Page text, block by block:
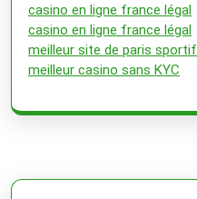
casino en ligne france légal
casino en ligne france légal
meilleur site de paris sportif
meilleur casino sans KYC